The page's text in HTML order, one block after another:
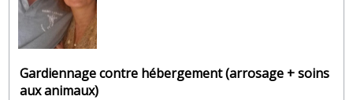
Gardiennage contre hébergement (arrosage + soins
aux animaux)